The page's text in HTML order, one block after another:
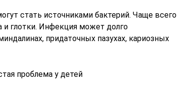
стать источниками бактерий. Чаще всего
и глотки. Инфекция может долго
придаточных пазухах, кариозных
проблема у детей